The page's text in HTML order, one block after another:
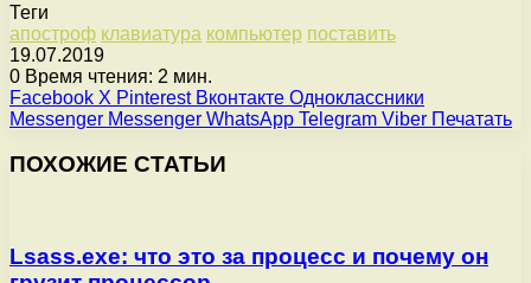
Теги
апостроф клавиатура компьютер поставить
19.07.2019
0 Время чтения: 2 мин.
Facebook X Pinterest Вконтакте Одноклассники
Messenger Messenger WhatsApp Telegram Viber Печатать
ПОХОЖИЕ СТАТЬИ
Lsass.exe: что это за процесс и почему он